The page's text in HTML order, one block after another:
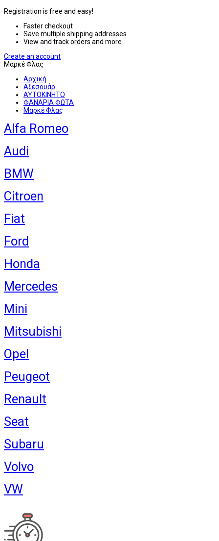
Registration is free and easy!
Faster checkout
Save multiple shipping addresses
View and track orders and more
Create an account
Μαρκέ Φλας
Αρχική
Αξεσουάρ
ΑΥΤΟΚΙΝΗΤΟ
ΦΑΝΑΡΙΑ ΦΩΤΑ
Μαρκέ Φλας
Alfa Romeo
Audi
BMW
Citroen
Fiat
Ford
Honda
Mercedes
Mini
Mitsubishi
Opel
Peugeot
Renault
Seat
Subaru
Volvo
VW